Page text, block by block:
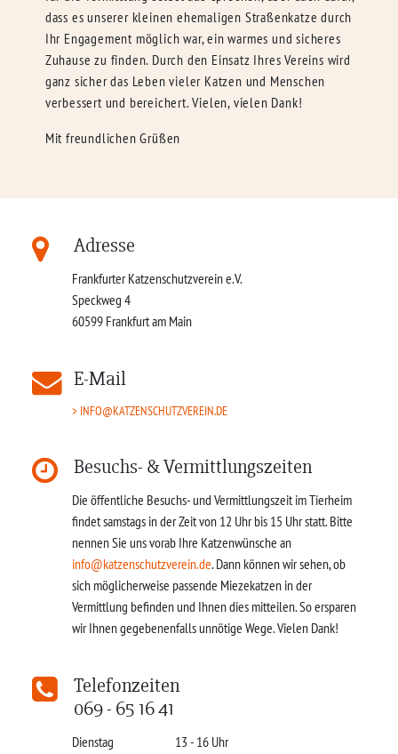
dass es unserer kleinen ehemaligen Straßenkatze durch
Ihr Engagement möglich war, ein warmes und sicheres
Zuhause zu finden. Durch den Einsatz Ihres Vereins wird
ganz sicher das Leben vieler Katzen und Menschen
verbessert und bereichert. Vielen, vielen Dank!
Mit freundlichen Grüßen
Adresse
Frankfurter Katzenschutzverein e.V.
Speckweg 4
60599 Frankfurt am Main
E-Mail
INFO@KATZENSCHUTZVEREIN.DE
Besuchs- & Vermittlungszeiten
Die öffentliche Besuchs- und Vermittlungszeit im Tierheim
findet samstags in der Zeit von 12 Uhr bis 15 Uhr statt. Bitte
nennen Sie uns vorab Ihre Katzenwünsche an
info@katzenschutzverein.de. Dann können wir sehen, ob
sich möglicherweise passende Miezekatzen in der
Vermittlung befinden und Ihnen dies mitteilen. So ersparen
wir Ihnen gegebenenfalls unnötige Wege. Vielen Dank!
Telefonzeiten
069 - 65 16 41
Dienstag
13 - 16 Uhr